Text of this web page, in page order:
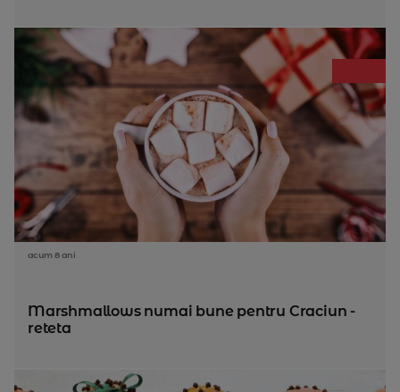
acum 8 ani
Marshmallows numai bune pentru Craciun -
reteta